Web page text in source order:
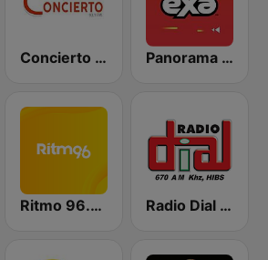
Concierto 93.1 FM Panorama 96.9
Ritmo 96.5 FM Radio Dial 670 AM